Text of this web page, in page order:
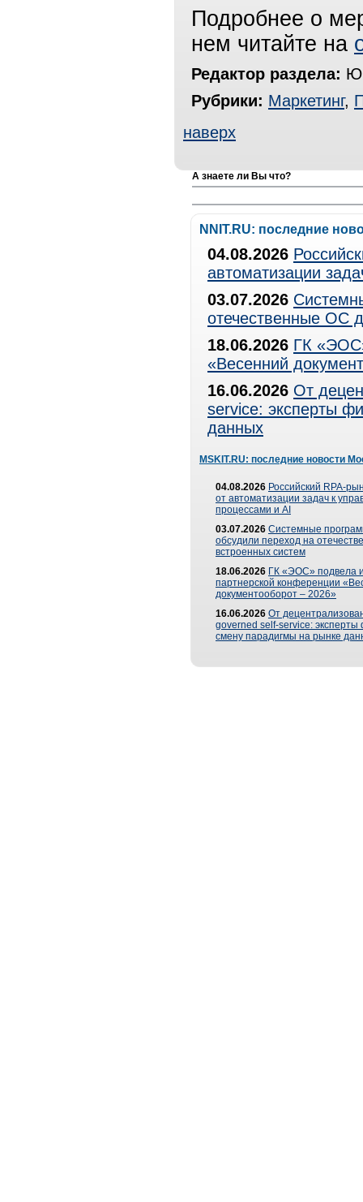
Подробнее о
нем читайте на
Редактор раздела:
Рубрики: Маркетинг,
наверх
А знаете ли Вы что?
NNIT.RU: последние
04.08.2026
автоматизации
03.07.2026
отечественные ОС
18.06.2026 ГК
«Весенний
16.06.2026 От
service: эксперты
данных
MSKIT.RU: последние новости
04.08.2026 Российский RPA-
от автоматизации задач к
процессами и AI
03.07.2026 Системные
обсудили переход на
встроенных систем
18.06.2026 ГК «ЭОС» подвела
партнерской конференции
документооборот – 2026»
16.06.2026 От
governed self-service: эксперты
смену парадигмы на рынке